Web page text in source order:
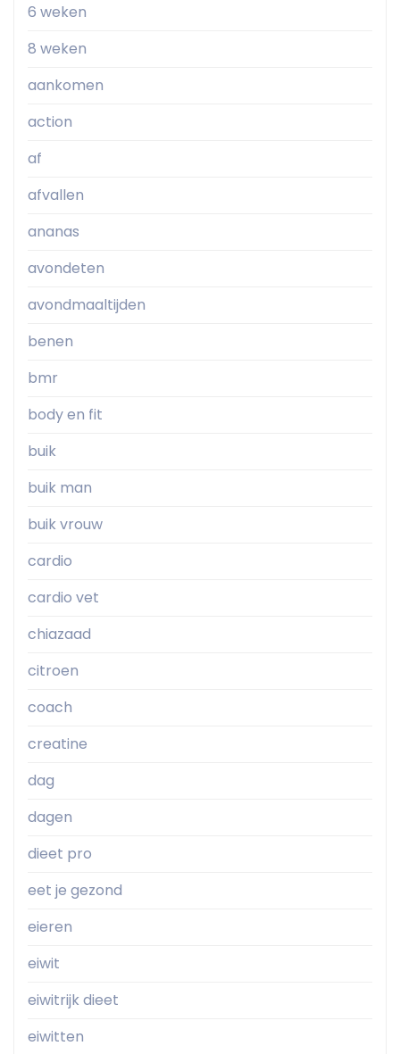
6 weken
8 weken
aankomen
action
af
afvallen
ananas
avondeten
avondmaaltijden
benen
bmr
body en fit
buik
buik man
buik vrouw
cardio
cardio vet
chiazaad
citroen
coach
creatine
dag
dagen
dieet pro
eet je gezond
eieren
eiwit
eiwitrijk dieet
eiwitten